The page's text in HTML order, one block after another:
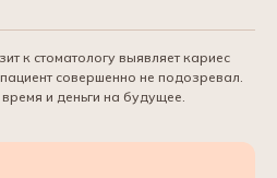
к стоматологу выявляет кариес
совершенно не подозревал.
и деньги на будущее.